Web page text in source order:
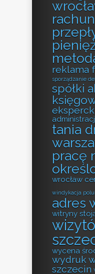
reklama
sporządzanie
spółki
tania
pracę
wrocław
windykacja
adres
witryny
wycena
wydruk
szczecin